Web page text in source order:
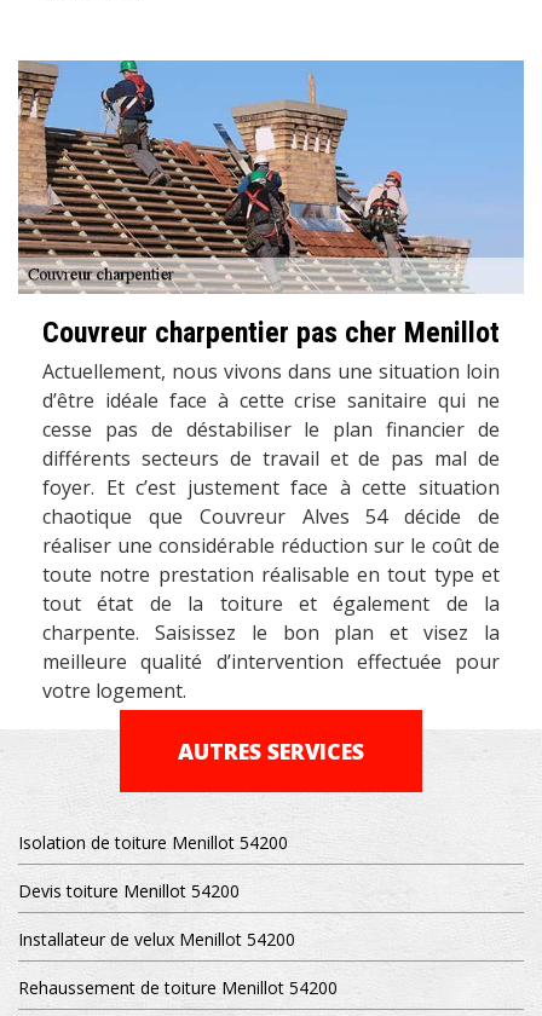
Couvreur charpentier pas cher Menillot
Actuellement, nous vivons dans une situation loin
d’être idéale face à cette crise sanitaire qui ne
cesse pas de déstabiliser le plan financier de
différents secteurs de travail et de pas mal de
foyer. Et c’est justement face à cette situation
chaotique que Couvreur Alves 54 décide de
réaliser une considérable réduction sur le coût de
toute notre prestation réalisable en tout type et
tout état de la toiture et également de la
charpente. Saisissez le bon plan et visez la
meilleure qualité d’intervention effectuée pour
votre logement.
AUTRES SERVICES
Isolation de toiture Menillot 54200
Devis toiture Menillot 54200
Installateur de velux Menillot 54200
Rehaussement de toiture Menillot 54200